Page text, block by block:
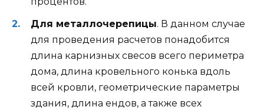
Для металлочерепицы. В данном случае
для проведения расчетов понадобится
длина карнизных свесов всего периметра
дома, длина кровельного конька вдоль
всей кровли, геометрические параметры
здания, длина ендов, а также всех